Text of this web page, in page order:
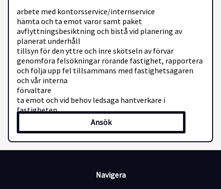
arbete med kontorsservice/internservice
hämta och ta emot varor samt paket
avflyttningsbesiktning och bistå vid planering av
planerat underhåll
tillsyn för den yttre och inre skötseln av förvar
genomföra felsökningar rörande fastighet, rapportera
och följa upp fel tillsammans med fastighetsägaren
och vår interna
förvaltare
ta emot och vid behov ledsaga hantverkare i
fastigheten
dokumentera åtgärder, följa upp beställningar
rondering av och åtgärder i förvars miljö (i preventivt
syfte)
arbeta i ärendehanteringssystem (internt
ansvara för miljöstationer kopplade till förvars miljö
Ansök
Navigera